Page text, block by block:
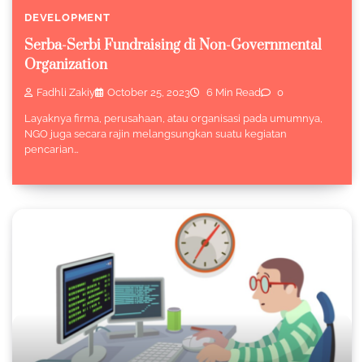
DEVELOPMENT
Serba-Serbi Fundraising di Non-Governmental
Organization
Fadhli Zakiy October 25, 2023 6 Min Read 0
Layaknya firma, perusahaan, atau organisasi pada umumnya,
NGO juga secara rajin melangsungkan suatu kegiatan
pencarian…